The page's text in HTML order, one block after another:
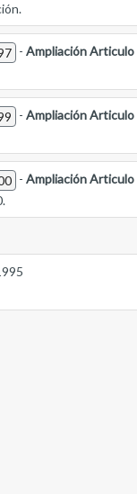
- Ampliación Articulo
- Ampliación Articulo
- Ampliación Articulo